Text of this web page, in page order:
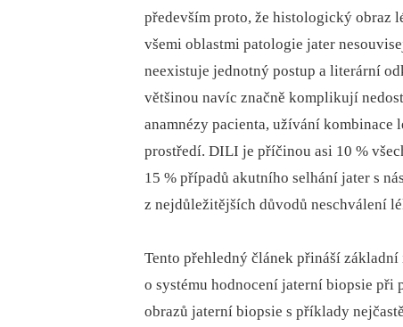
především proto, že histologický obraz
všemi oblastmi patologie jater
neexistuje jednotný postup a literární
většinou navíc značně komplikují
anamnézy pacienta, užívání
prostředí. DILI je příčinou asi 10 %
15 % případů akutního selhání jater s
z nejdůležitějších důvodů neschválení
Tento přehledný článek přináší
o systému hodnocení jaterní biopsie
obrazů jaterní biopsie s příklady